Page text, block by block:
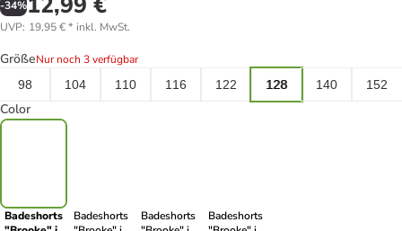
-34%
UVP: 19,95 €* inkl. MwSt.
GrößeNur noch 3 verfügbar
98
104 110 116 122 128 140 152
Color
Badeshorts
Badeshorts
Badeshorts
Badeshorts